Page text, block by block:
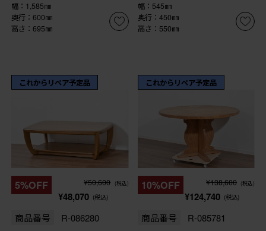
幅：1,585㎜
奥行：600㎜
高さ：695㎜
幅：545㎜
奥行：450㎜
高さ：550㎜
これからリペア予定品
5%OFF ¥50,600 (税込)
¥48,070 (税込)
商品番号 R-086280
これからリペア予定品
10%OFF ¥138,600 (税込)
¥124,740 (税込)
商品番号 R-085781